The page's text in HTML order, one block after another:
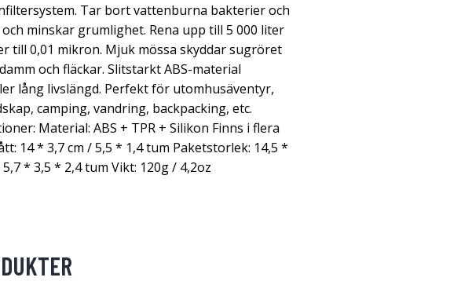
Tar bort vattenburna bakterier och
minskar grumlighet. Rena upp till 5 000 liter
till 0,01 mikron. Mjuk mössa skyddar sugröret
och fläckar. Slitstarkt ABS-material
lång livslängd. Perfekt för utomhusäventyr,
camping, vandring, backpacking, etc.
Material: ABS + TPR + Silikon Finns i flera
14 * 3,7 cm / 5,5 * 1,4 tum Paketstorlek: 14,5 *
* 3,5 * 2,4 tum Vikt: 120g / 4,2oz